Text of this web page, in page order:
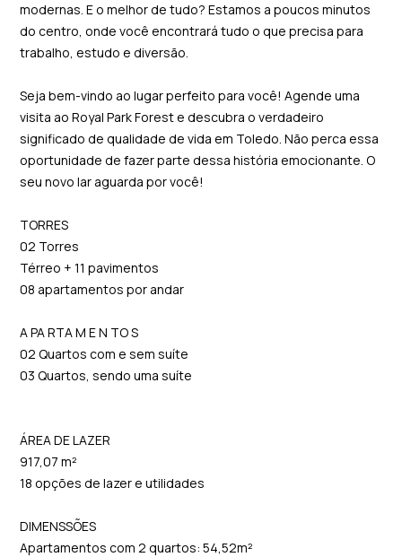
modernas. E o melhor de tudo? Estamos a poucos minutos
do centro, onde você encontrará tudo o que precisa para
trabalho, estudo e diversão.
Seja bem-vindo ao lugar perfeito para você! Agende uma
visita ao Royal Park Forest e descubra o verdadeiro
significado de qualidade de vida em Toledo. Não perca essa
oportunidade de fazer parte dessa história emocionante. O
seu novo lar aguarda por você!
TORRES
02 Torres
Térreo + 11 pavimentos
08 apartamentos por andar
A PA RTA M E N TO S
02 Quartos com e sem suíte
03 Quartos, sendo uma suíte
ÁREA DE LAZER
917,07 m²
18 opções de lazer e utilidades
DIMENSSÕES
Apartamentos com 2 quartos: 54,52m²